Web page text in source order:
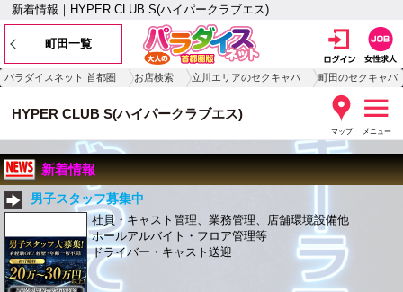
新着情報｜HYPER CLUB S(ハイパークラブエス)
町田一覧
パラダイスネット 首都圏 お店検索 立川エリアのセクキャバ 町田のセクキャバ
HYPER CLUB S(ハイパークラブエス)
マップ メニュー
新着情報
男子スタッフ募集中
社員・キャスト管理、業務管理、店舗環境設備他
ホールアルバイト・フロア管理等
ドライバー・キャスト送迎